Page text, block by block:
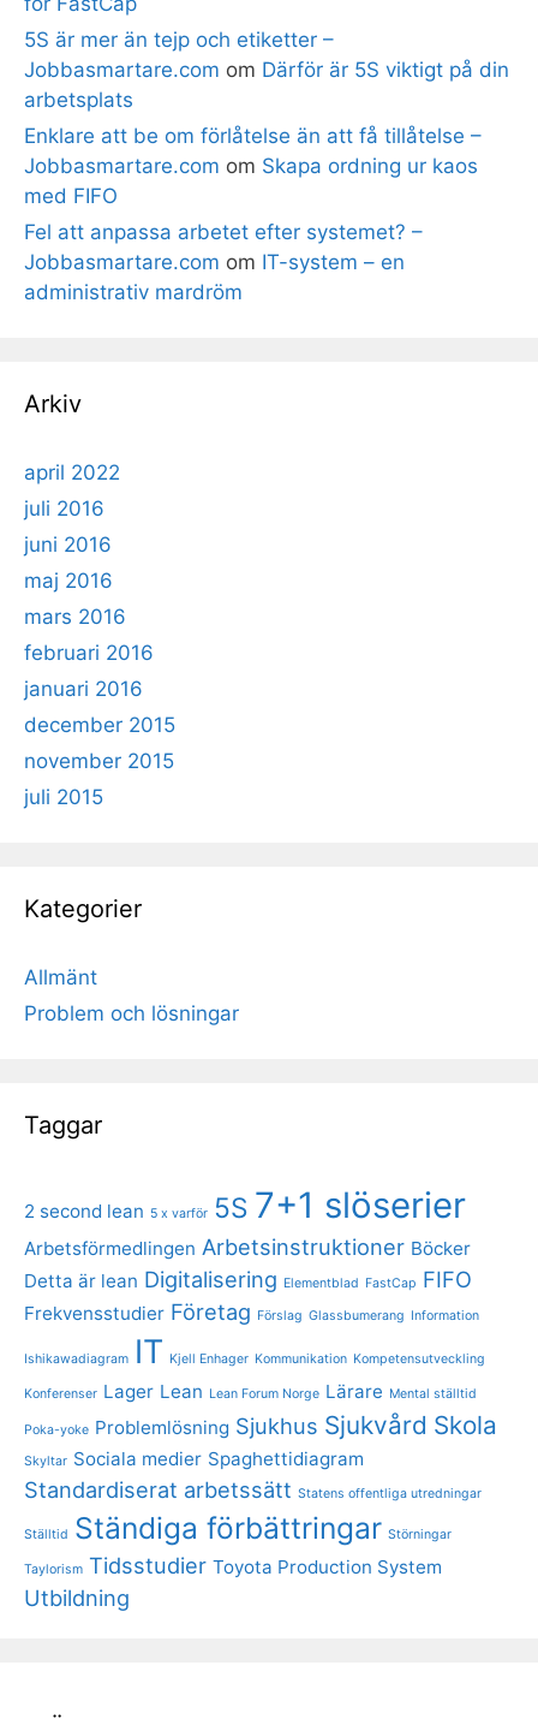
5S är mer än tejp och etiketter –
Jobbasmartare.com om Därför är 5S viktigt på din
arbetsplats
Enklare att be om förlåtelse än att få tillåtelse –
Jobbasmartare.com om Skapa ordning ur kaos
med FIFO
Fel att anpassa arbetet efter systemet? –
Jobbasmartare.com om IT-system – en
administrativ mardröm
Arkiv
april 2022
juli 2016
juni 2016
maj 2016
mars 2016
februari 2016
januari 2016
december 2015
november 2015
juli 2015
Kategorier
Allmänt
Problem och lösningar
Taggar
2 second lean 5 x varför 5S 7+1 slöserier
Arbetsförmedlingen Arbetsinstruktioner Böcker
Detta är lean Digitalisering Elementblad FastCap FIFO
Frekvensstudier Företag Förslag Glassbumerang Information
Ishikawadiagram IT Kjell Enhager Kommunikation Kompetensutveckling
Konferenser Lager Lean Lean Forum Norge Lärare Mental ställtid
Poka-yoke Problemlösning Sjukhus Sjukvård Skola
Skyltar Sociala medier Spaghettidiagram
Standardiserat arbetssätt Statens offentliga utredningar
Ställtid Ständiga förbättringar Störningar
Taylorism Tidsstudier Toyota Production System
Utbildning